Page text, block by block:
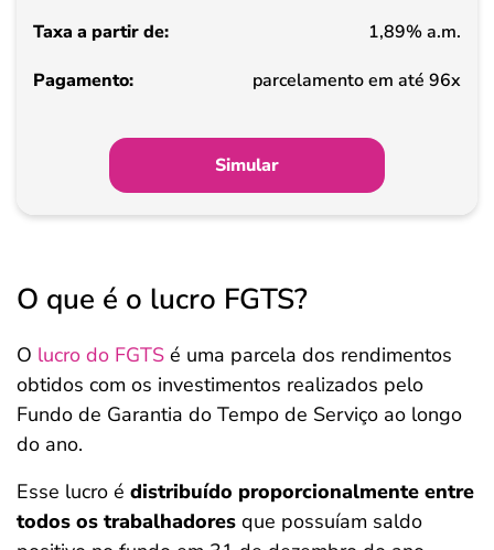
Pagamento
1,89% a.m.
parcelamento em até 96x
Simular
O que é o lucro FGTS?
O lucro do FGTS é uma parcela dos rendimentos
obtidos com os investimentos realizados pelo
Fundo de Garantia do Tempo de Serviço ao longo
do ano.
Esse lucro é distribuído proporcionalmente entre
todos os trabalhadores que possuíam saldo